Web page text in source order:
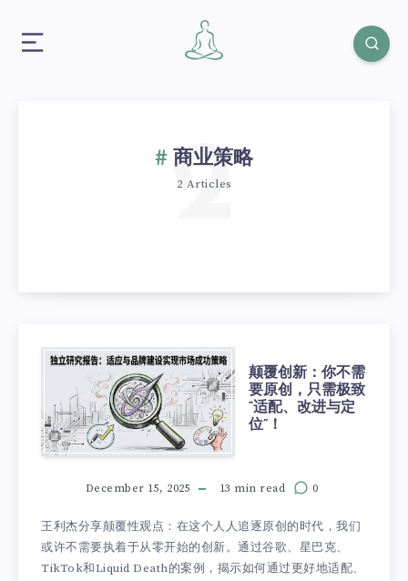
商业策略
2 Articles
2
颠覆创新：你不需
要原创，只需极致
“适配、改进与定
位”！
December 15, 2025 13 min read 0
王利杰分享颠覆性观点：在这个人人追逐原创的时代，我们
或许不需要执着于从零开始的创新。通过谷歌、星巴克、
TikTok和Liquid Death的案例，揭示如何通过更好地适配、